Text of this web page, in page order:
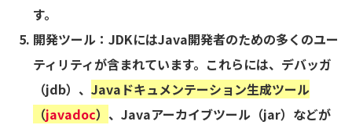
す。
開発ツール ：JDKにはJava開発者のための多くのユー
ティリティが含まれています。これらには、デバッガ
（jdb）、 Javaドキュメンテーション生成ツール
（javadoc） 、Javaアーカイブツール（jar）などが